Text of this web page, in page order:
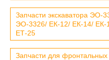
Запчасти экскаватора
ЭО-3326/ ЕК-12/ ЕК-14/
ЕТ-25
Запчасти для фронтальных